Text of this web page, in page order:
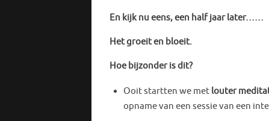
En kijk nu eens, een half jaar later……
Het groeit en bloeit.
Hoe bijzonder is dit?
Ooit startten we met louter
opname van een sessie van een